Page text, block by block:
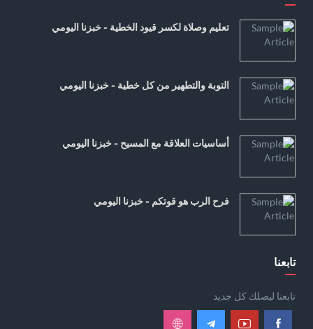
تعليم وصلاة لكسر قيود الخطية - خبزنا اليومي
التوبة والتطهير من كل خطية - خبزنا اليومي
أساسيات العلاقة مع المسيح - خبزنا اليومي
فرح الرب هو قوتكم - خبزنا اليومي
تابعنا
تابعنا ليصلك كل جديد